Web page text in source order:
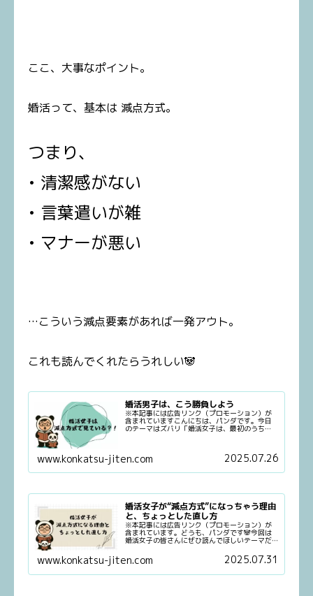
ここ、大事なポイント。
婚活って、基本は 減点方式。
つまり、
• 清潔感がない
• 言葉遣いが雑
• マナーが悪い
…こういう減点要素があれば一発アウト。
これも読んでくれたらうれしい🐼
婚活男子は、こう勝負しよう
※本記事には広告リンク（プロモーション）が
含まれていますこんにちは、パンダです。今日
のテーマはズバリ「婚活女子は、最初のうち
www.konkatsu-jiten.com 2025.07.26
婚活女子が“減点方式”になっちゃう理由
と、ちょっとした直し方
※本記事には広告リンク（プロモーション）が
含まれています。どうも、パンダです🐼今回は
婚活女子の皆さんにぜひ読んでほしいテーマだ
て話。前に書いた男性向け記事も読んでくれた
ら嬉しいよ。婚活の現場でよく見...
www.konkatsu-jiten.com 2025.07.31